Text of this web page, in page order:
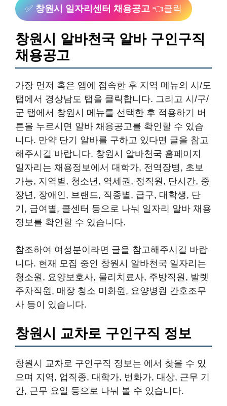
✅ 창원시 일자리센터 채용공고 👈클릭
창원시 알바천국 알바 구인구직
채용공고
가장 먼저 혹은 앱에 접속한 후 지역 메뉴의 시/도
탭에서 경상남도 탭을 클릭합니다. 그리고 시/구/
군 탭에서 창원시 메뉴를 선택한 후 적용하기 버
튼을 누르시면 알바 채용공고를 확인할 수 있습
니다. 만약 단기 알바를 구하고 있다면 글을 참고
해주시길 바랍니다. 창원시 알바천국 홈페이지
일자리는 채용정보에서 대학가, 전역장병, 초보
가능, 지역별, 청소년, 역세권, 정직원, 단시간, 중
장년, 장애인, 브랜드, 직종별, 급구, 대학생, 단
기, 급여별, 콜센터 등으로 나눠 일자리 알바 채용
정보를 확인할 수 있습니다.
참조하여 여성분이라면 글을 참고해주시길 바랍
니다. 현재 모집 중인 창원시 알바천국 일자리는
청소원, 요양보호사, 물리치료사, 주방직원, 발렛
주차직원, 매장 청소 미화원, 요양병원 간호조무
사 등이 있습니다.
창원시 교차로 구인구직 정보
창원시 교차로 구인구직 정보는 에서 찾을 수 있
으며 지역, 업직종, 대학가, 번화가, 대상, 근무 기
간, 근무 요일 등으로 나눠 볼 수 있습니다.